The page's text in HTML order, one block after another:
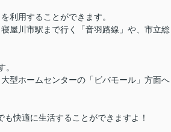
を利用することができます。
屋川市駅まで行く「音羽路線」や、市立総
型ホームセンターの「ビバモール」方面へ
快適に生活することができますよ！